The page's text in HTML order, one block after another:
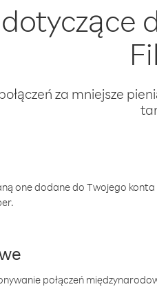
za mniejsze
one dodane do Twojego
połączeń